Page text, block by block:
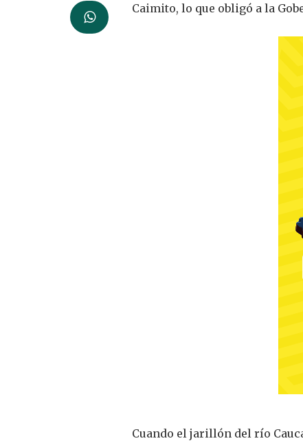
Caimito, lo que obligó a la
Cuando el jarillón del río